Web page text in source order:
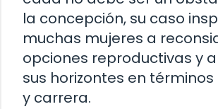
la concepción, su caso
muchas mujeres a
opciones reproductivas y
sus horizontes en
y carrera.